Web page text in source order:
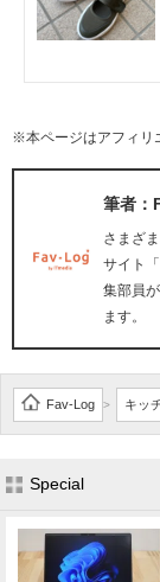
※本ページはアフィリ
筆者：
さまざ
サイト
集部員
ます。
Fav-Log > キッ
Special